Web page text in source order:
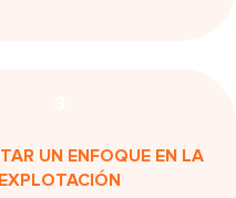
UN ENFOQUE EN LA
EXPLOTACIÓN